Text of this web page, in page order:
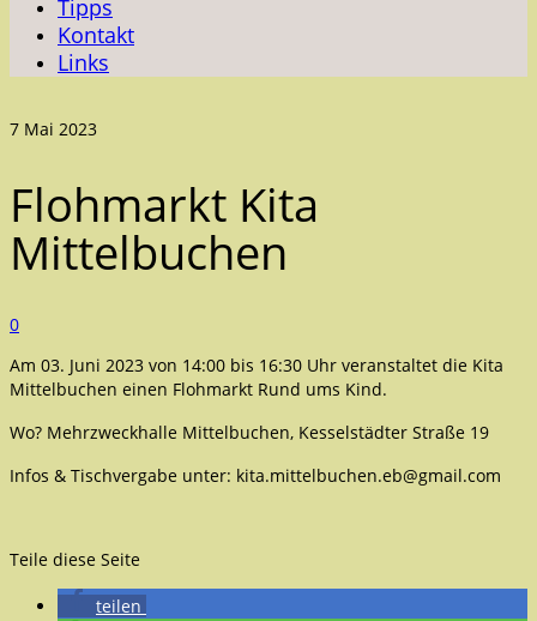
Tipps
Kontakt
Links
7 Mai 2023
Flohmarkt Kita
Mittelbuchen
0
Am 03. Juni 2023 von 14:00 bis 16:30 Uhr veranstaltet die Kita
Mittelbuchen einen Flohmarkt Rund ums Kind.
Wo? Mehrzweckhalle Mittelbuchen, Kesselstädter Straße 19
Infos & Tischvergabe unter: kita.mittelbuchen.eb@gmail.com
Teile diese Seite
teilen